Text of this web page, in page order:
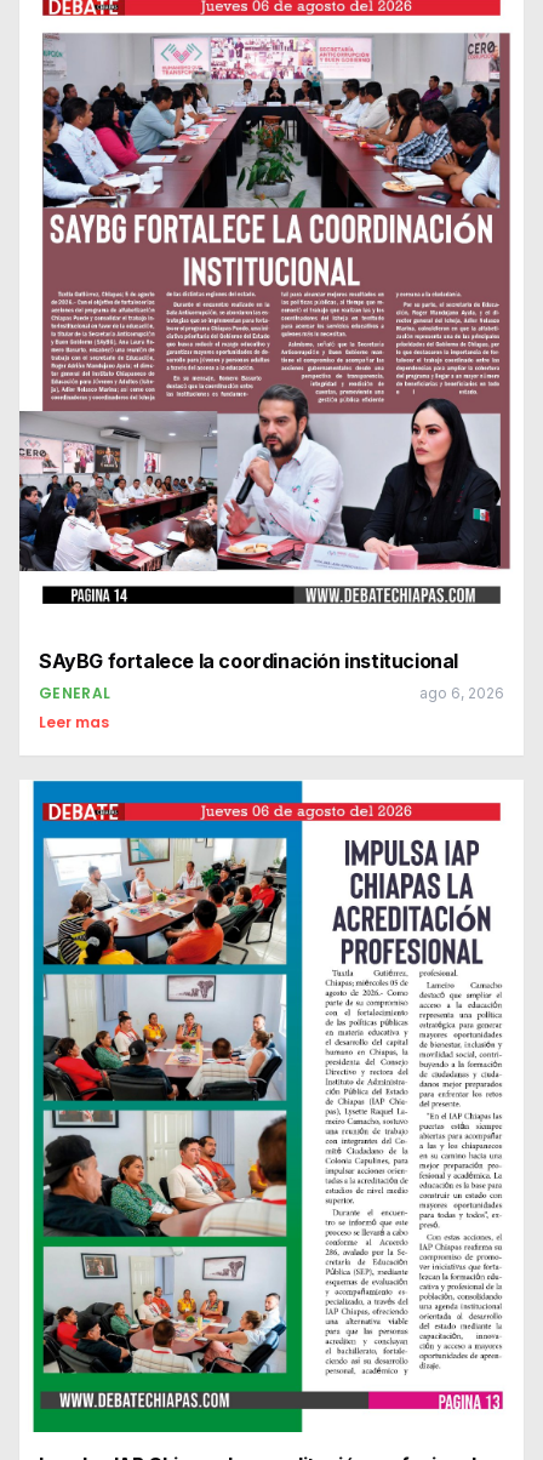
SAyBG fortalece la coordinación institucional
GENERAL ago 6, 2026
Leer mas